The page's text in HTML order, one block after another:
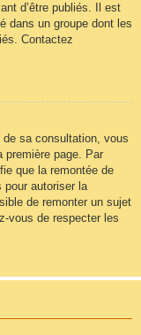
d’être publiés. Il est
dans un groupe dont les
Contactez
sa consultation, vous
page. Par
que la remontée de
pour autoriser la
de remonter un sujet
vous de respecter les